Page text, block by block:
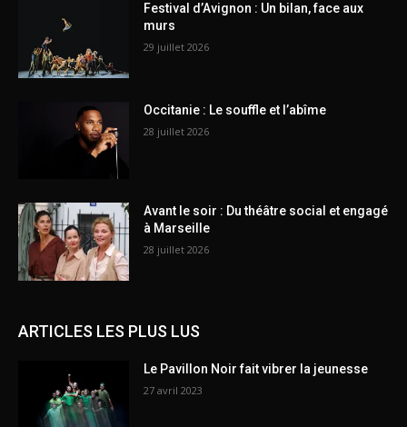
Festival d’Avignon : Un bilan, face aux
murs
29 juillet 2026
Occitanie : Le souffle et l’abîme
28 juillet 2026
Avant le soir : Du théâtre social et engagé
à Marseille
28 juillet 2026
ARTICLES LES PLUS LUS
Le Pavillon Noir fait vibrer la jeunesse
27 avril 2023